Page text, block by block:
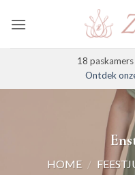
naar
18
Ontdek
HOME /